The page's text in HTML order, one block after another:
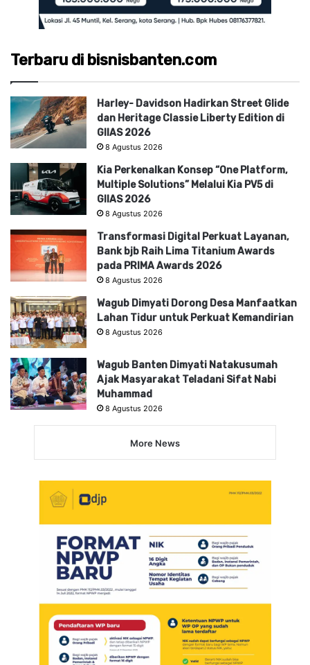
Terbaru di bisnisbanten.com
Harley- Davidson Hadirkan Street Glide
dan Heritage Classie Liberty Edition di
GIIAS 2026
8 Agustus 2026
Kia Perkenalkan Konsep “One Platform,
Multiple Solutions” Melalui Kia PV5 di
GIIAS 2026
8 Agustus 2026
Transformasi Digital Perkuat Layanan,
Bank bjb Raih Lima Titanium Awards
pada PRIMA Awards 2026
8 Agustus 2026
Wagub Dimyati Dorong Desa Manfaatkan
Lahan Tidur untuk Perkuat Kemandirian
8 Agustus 2026
Wagub Banten Dimyati Natakusumah
Ajak Masyarakat Teladani Sifat Nabi
Muhammad
8 Agustus 2026
More News